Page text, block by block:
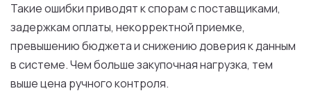
Такие ошибки приводят к спорам с поставщиками,
задержкам оплаты, некорректной приемке,
превышению бюджета и снижению доверия к данным
в системе. Чем больше закупочная нагрузка, тем
выше цена ручного контроля.